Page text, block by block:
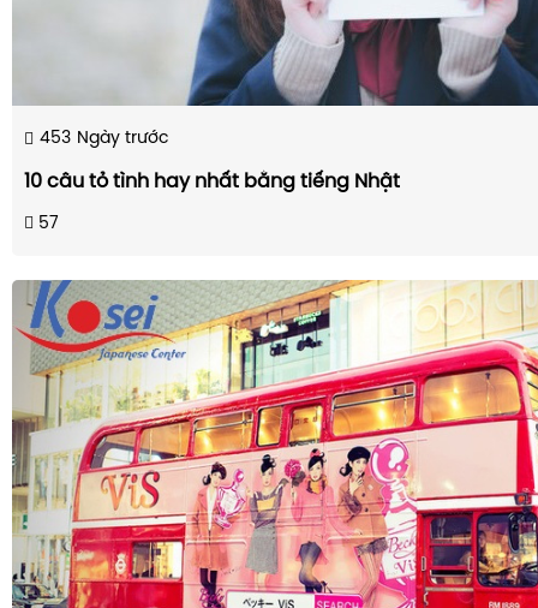
453 Ngày trước
10 câu tỏ tình hay nhất bằng tiếng Nhật
57